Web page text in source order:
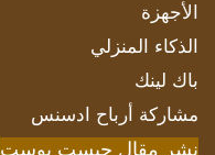
الأجهزة
الذكاء المنزلي
باك لينك
مشاركة أرباح ادسنس
نشر مقال جيست بوست